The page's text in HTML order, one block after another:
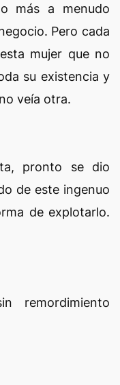
más a menudo
Pero cada
mujer que no
su existencia y
veía otra.
pronto se dio
de este ingenuo
de explotarlo.
remordimiento